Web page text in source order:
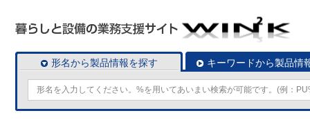
形名から製品情報を探す キーワードから製品情